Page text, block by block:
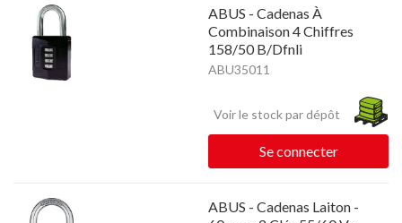
ABUS - Cadenas À
Combinaison 4 Chiffres
158/50 B/Dfnli
ABU35011
Voir le stock par dépôt
Se connecter
ABUS - Cadenas Laiton -